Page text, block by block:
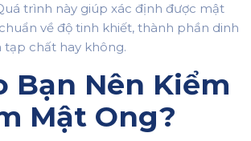
trình này giúp xác định được mật
về độ tinh khiết, thành phần dinh
tạp chất hay không.
Bạn Nên Kiểm
Mật Ong?